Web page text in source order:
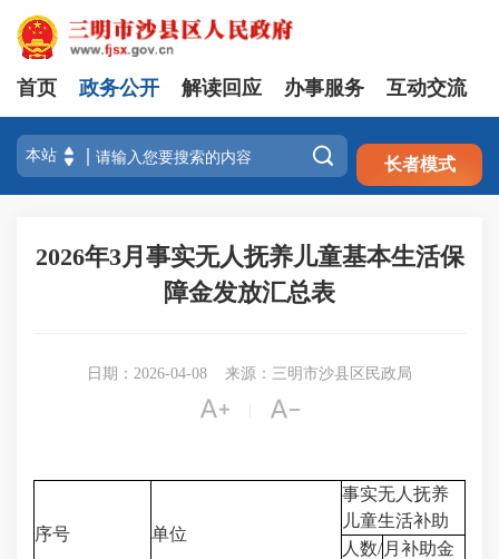
注册 登录
首页 政务公开 解读回应 办事服务 互动交流
 长者模式
2026年3月事实无人抚养儿童基本生活保
障金发放汇总表
日期：2026-04-08 来源：三明市沙县区民政局
 
序号 单位
事实无人抚养
儿童生活补助
人数/ 月补助金